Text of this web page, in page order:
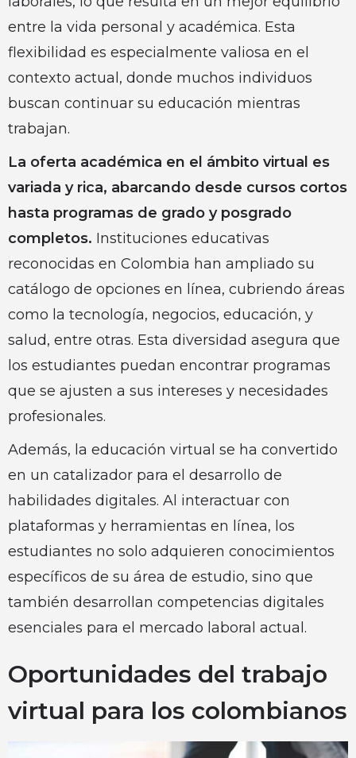
entre la vida personal y académica. Esta
flexibilidad es especialmente valiosa en el
contexto actual, donde muchos individuos
buscan continuar su educación mientras
trabajan.
La oferta académica en el ámbito virtual es
variada y rica, abarcando desde cursos cortos
hasta programas de grado y posgrado
completos. Instituciones educativas
reconocidas en Colombia han ampliado su
catálogo de opciones en línea, cubriendo áreas
como la tecnología, negocios, educación, y
salud, entre otras. Esta diversidad asegura que
los estudiantes puedan encontrar programas
que se ajusten a sus intereses y necesidades
profesionales.
Además, la educación virtual se ha convertido
en un catalizador para el desarrollo de
habilidades digitales. Al interactuar con
plataformas y herramientas en línea, los
estudiantes no solo adquieren conocimientos
específicos de su área de estudio, sino que
también desarrollan competencias digitales
esenciales para el mercado laboral actual.
Oportunidades del trabajo
virtual para los colombianos